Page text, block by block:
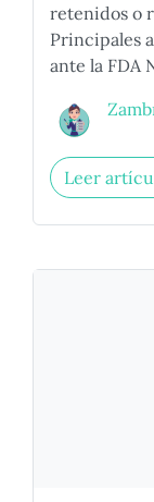
retenidos o
Principales
ante la FDA
Leer